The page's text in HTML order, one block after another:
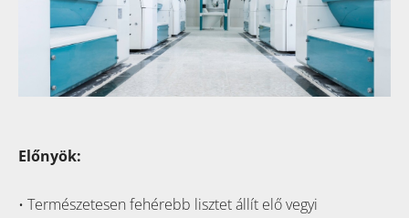
Előnyök:
• Természetesen fehérebb lisztet állít elő vegyi